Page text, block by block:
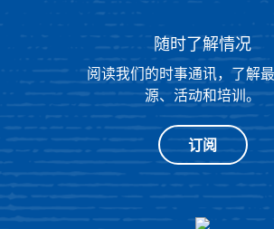
随时了解情况
阅读我们的时事通讯，了解
源、活动和培训。
订阅